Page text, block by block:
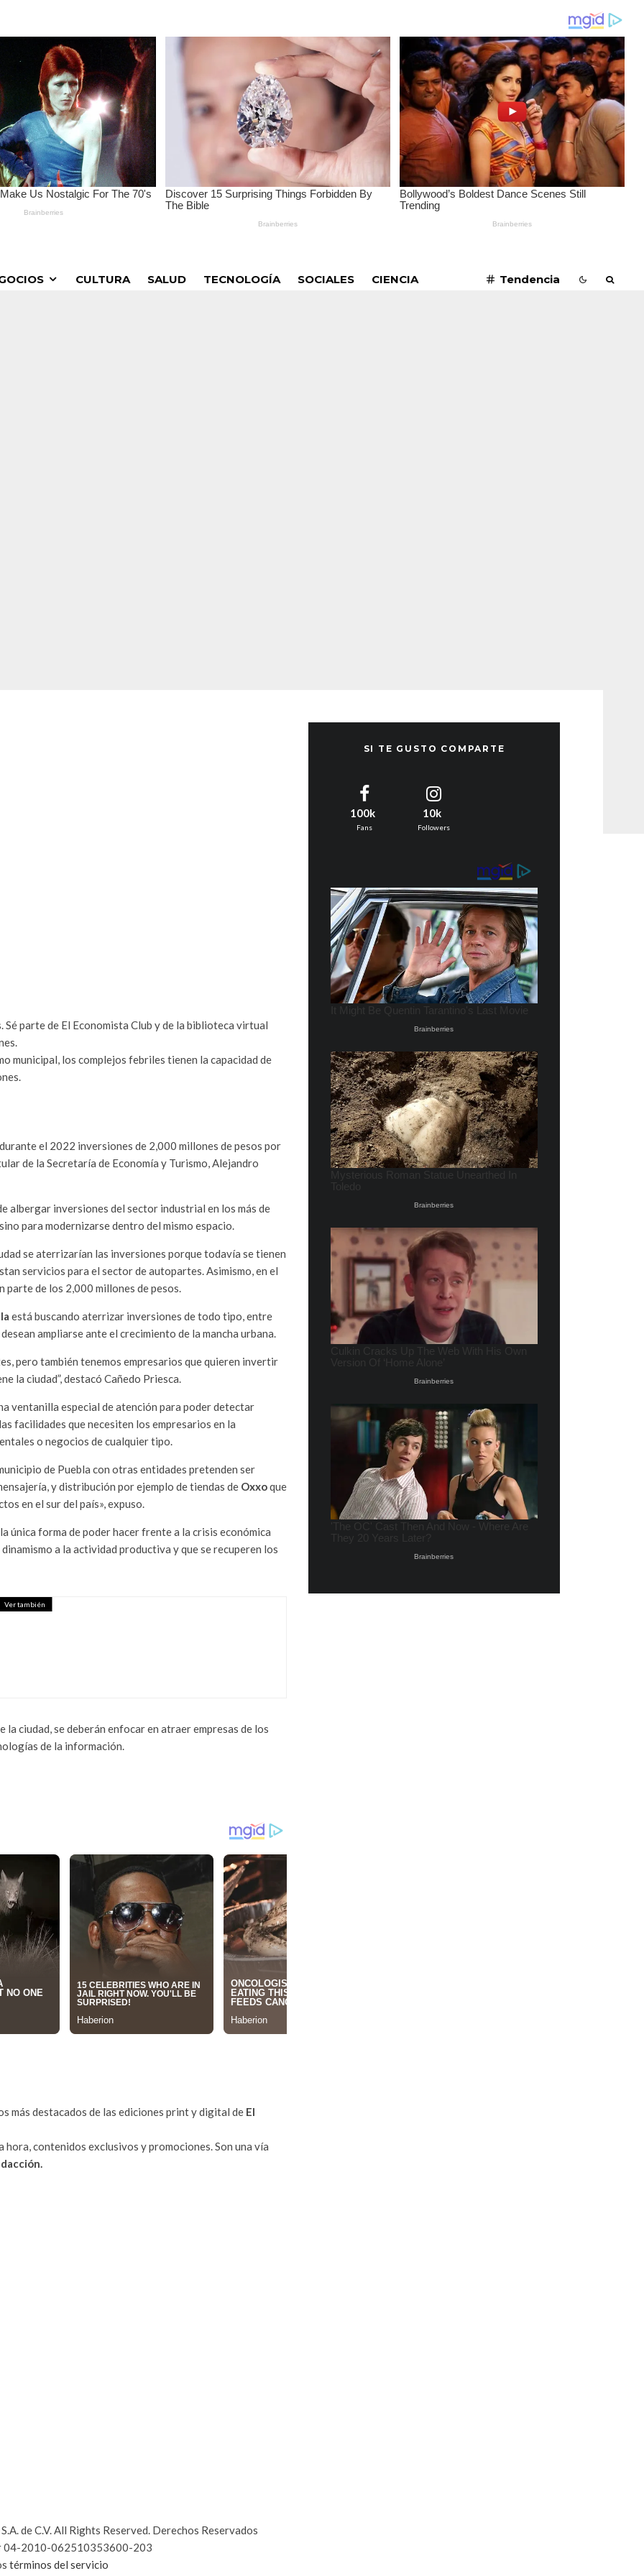
CULTURA SALUD TECNOLOGÍA SOCIALES CIENCIA Tendencia
parte de El Economista Club y de la biblioteca virtual
municipal, los complejos febriles tienen la capacidad de
el 2022 inversiones de 2,000 millones de pesos por
de la Secretaría de Economía y Turismo, Alejandro
albergar inversiones del sector industrial en los más de
para modernizarse dentro del mismo espacio.
se aterrizarían las inversiones porque todavía se tienen
servicios para el sector de autopartes. Asimismo, en el
de los 2,000 millones de pesos.
está buscando aterrizar inversiones de todo tipo, entre
ampliarse ante el crecimiento de la mancha urbana.
pero también tenemos empresarios que quieren invertir
la ciudad”, destacó Cañedo Priesca.
ventanilla especial de atención para poder detectar
facilidades que necesiten los empresarios en la
o negocios de cualquier tipo.
de Puebla con otras entidades pretenden ser
y distribución por ejemplo de tiendas de Oxxoque
en el sur del país», expuso.
única forma de poder hacer frente a la crisis económica
dinamismo a la actividad productiva y que se recuperen los
Ver también
ciudad, se deberán enfocar en atraer empresas de los
de la información.
más destacados de las ediciones print y digital de El
hora, contenidos exclusivos y promociones. Son una vía
de C.V. All Rights Reserved. Derechos Reservados
04-2010-062510353600-203
términos del servicio
SI TE GUSTO COMPARTE
100k
Fans
10k
Followers